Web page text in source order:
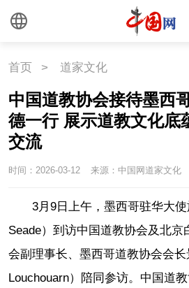
首页 > 道家文化
中国道教协会接待墨西
德一行 展示道教文化底
交流
时间：2026-03-12 来源：中国网道家文化
3月9日上午，墨西哥驻华大
Seade）到访中国道教协会及北京
会副理事长、墨西哥道教协会会
Louchouarn）陪同参访。中国道